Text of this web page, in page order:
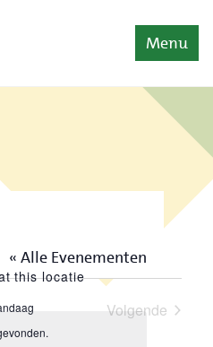
Menu
« Alle Evenementen
this locatie
Volgende